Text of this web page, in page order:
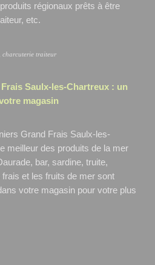
régionaux prêts à être
etc.
charcuterie traiteur
Saulx-les-Chartreux : un
magasin
Grand Frais Saulx-les-
meilleur des produits de la mer
bar, sardine, truite,
et les fruits de mer sont
votre magasin pour votre plus